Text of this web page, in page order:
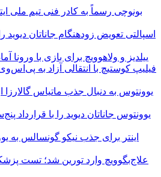
بونوچی رسماً به کادر فنی تیم ملی
اسپالتی تعویض زودهنگام جاناتان دیوید
ییلدیز و ولاهوویچ برای بازی با ورونا
فیلیپ کوستیچ با انتقالی آزاد به
یوونتوس به دنبال جذب ماتیاس گالارزا
یوونتوس جاناتان دیوید را با قرارداد
اینتر برای جذب نیکو گونسالس به
علاج‌بگوویچ وارد تورین شد؛ تست